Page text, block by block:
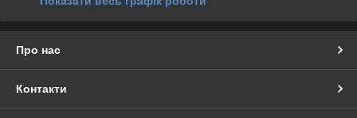
Про нас
Контакти